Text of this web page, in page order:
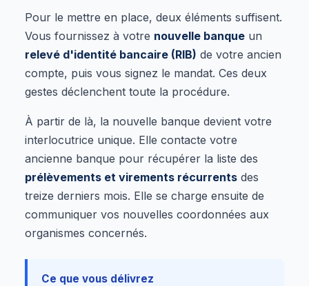
Pour le mettre en place, deux éléments suffisent.
Vous fournissez à votre nouvelle banque un
relevé d'identité bancaire (RIB) de votre ancien
compte, puis vous signez le mandat. Ces deux
gestes déclenchent toute la procédure.
À partir de là, la nouvelle banque devient votre
interlocutrice unique. Elle contacte votre
ancienne banque pour récupérer la liste des
prélèvements et virements récurrents des
treize derniers mois. Elle se charge ensuite de
communiquer vos nouvelles coordonnées aux
organismes concernés.
Ce que vous délivrez